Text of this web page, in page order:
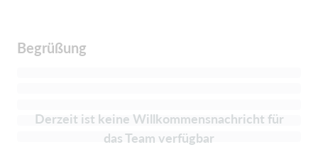
Begrüßung
Derzeit ist keine Willkommensnachricht für
das Team verfügbar